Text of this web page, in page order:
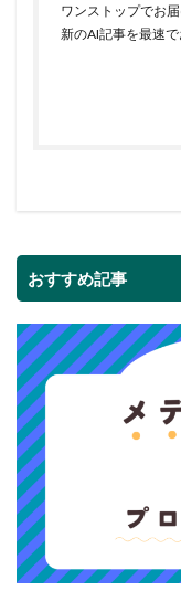
ワンストップでお
新のAI記事を最速で
おすすめ記事